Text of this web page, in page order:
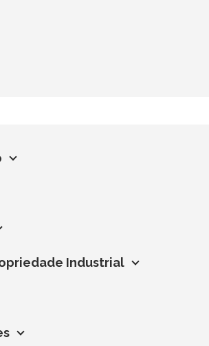
Industrial